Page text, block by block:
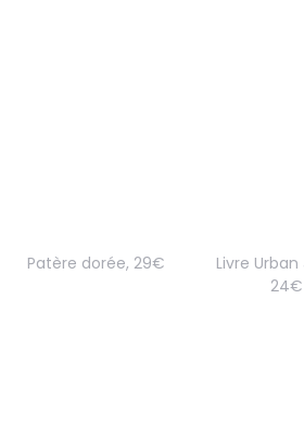
Patère dorée, 29€
Livre Urban
24€